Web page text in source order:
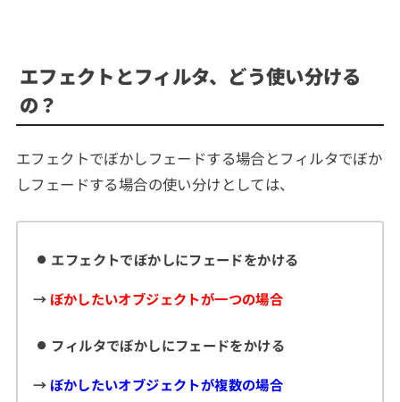
エフェクトとフィルタ、どう使い分ける
の？
エフェクトでぼかしフェードする場合とフィルタでぼか
しフェードする場合の使い分けとしては、
エフェクトでぼかしにフェードをかける
→ ぼかしたいオブジェクトが一つの場合
フィルタでぼかしにフェードをかける
→ ぼかしたいオブジェクトが複数の場合